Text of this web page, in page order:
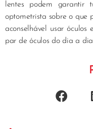
lentes podem garantir
optometrista sobre o que
aconselhável usar
par de óculos do dia a